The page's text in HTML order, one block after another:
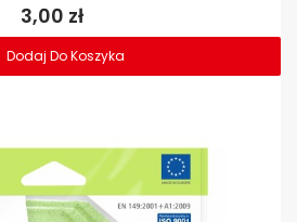
3,00 zł
Dodaj Do Koszyka